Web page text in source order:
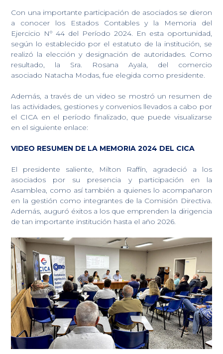
Con una importante participación de asociados se dieron
a conocer los Estados Contables y la Memoria del
Ejercicio Nº 44 del Período 2024. En esta oportunidad,
según lo establecido por el estatuto de la institución, se
realizó la elección y designación de autoridades. Como
resultado, la Sra. Rosana Ayala, del comercio
asociado Natacha Modas, fue elegida como presidente.
Además, a través de un video se mostró un resumen de
las actividades, gestiones y convenios llevados a cabo por
el CICA en el período finalizado, que puede visualizarse
en el siguiente enlace:
VIDEO RESUMEN DE LA MEMORIA 2024 DEL CICA
El presidente saliente, Milton Raffín, agradeció a los
asociados por su presencia y participación en la
Asamblea, como así también a quienes lo acompañaron
en la gestión como integrantes de la Comisión Directiva.
Además, auguró éxitos a los que emprenden la dirigencia
de tan importante institución hasta el año 2026.